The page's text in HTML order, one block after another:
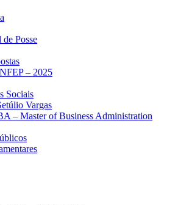
Posse
– 2025
Sociais
Vargas
– Master of Business Administration